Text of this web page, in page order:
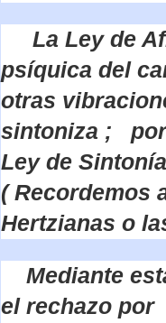
La Ley de
psíquica del
otras
sintoniza ; por
Ley de
( Recordemos
Hertzianas o
Mediante
el rechazo por